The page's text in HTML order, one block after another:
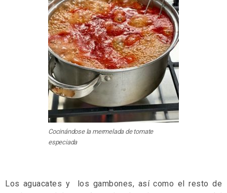
Cocinándose la mermelada de tomate
especiada
Los aguacates y los gambones, así como el resto de